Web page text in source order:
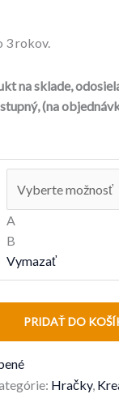
3 rokov.
na sklade,
(na
A
B
Vymazať
PRIDAŤ DO
Hračky,